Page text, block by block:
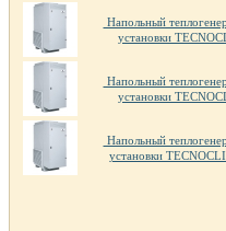
Напольный
установки
Напольный
установки
Напольный
установки